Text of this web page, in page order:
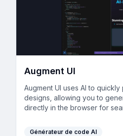
Augment UI
Augment UI uses AI to
designs, allowing you to
directly in the browser for
Générateur de code AI